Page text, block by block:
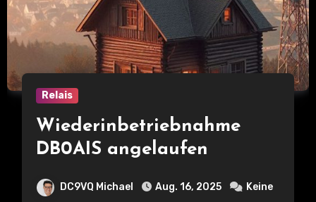
Relais
Wiederinbetriebnahme
DB0AIS angelaufen
DC9VQ Michael Aug. 16, 2025
Keine